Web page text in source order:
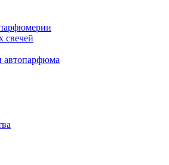
свечей
автопарфюма